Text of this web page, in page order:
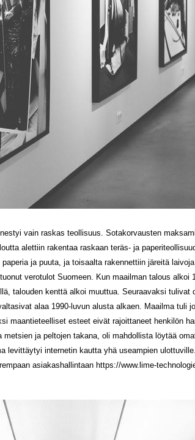
vain raskas teollisuus. Sotakorvausten
alettiin rakentaa raskaan teräs- ja
ja puuta, ja toisaalta rakennettiin järeitä
verotulot Suomeen. Kun maailman talous alkoi
talouden kenttä alkoi muuttua. Seuraavaksi
alaa 1990-luvun alusta alkaen. Maailma tuli
maantieteelliset esteet eivät rajoittaneet henkilön
metsien ja peltojen takana, oli mahdollista löytää
levittäytyi internetin kautta yhä useampien
asiakashallintaan https://www.lime-